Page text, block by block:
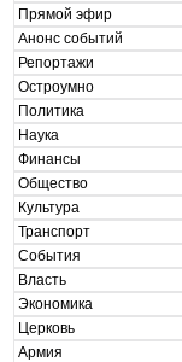
Прямой эфир
Анонс событий
Репортажи
Остроумно
Политика
Наука
Финансы
Общество
Культура
Транспорт
События
Власть
Экономика
Церковь
Армия